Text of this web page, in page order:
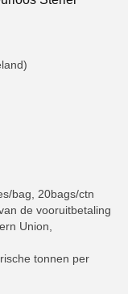
bag, 20bags/ctn
de vooruitbetaling
Union,
tonnen per